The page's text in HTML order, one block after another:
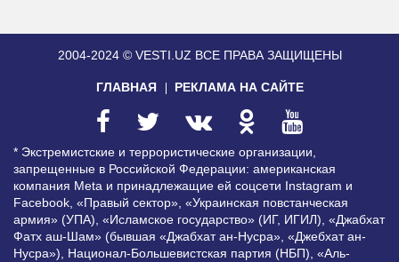
2004-2024 © VESTI.UZ ВСЕ ПРАВА ЗАЩИЩЕНЫ
ГЛАВНАЯ РЕКЛАМА НА САЙТЕ
* Экстремистские и террористические организации,
запрещенные в Российской Федерации: американская
компания Meta и принадлежащие ей соцсети Instagram и
Facebook, «Правый сектор», «Украинская повстанческая
армия» (УПА), «Исламское государство» (ИГ, ИГИЛ), «Джабхат
Фатх аш-Шам» (бывшая «Джабхат ан-Нусра», «Джебхат ан-
Нусра»), Национал-Большевистская партия (НБП), «Аль-